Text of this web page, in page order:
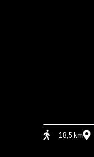
18,5 km